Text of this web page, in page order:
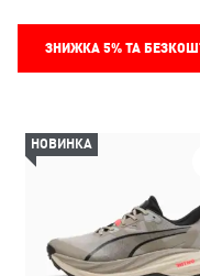
ЗНИЖКА 5%ТА
НОВИНКА